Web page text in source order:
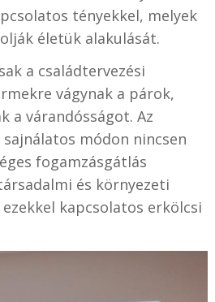
tényekkel, melyek
életük alakulását.
a családtervezési
vágynak a párok,
a várandósságot. Az
módon nincsen
fogamzásgátlás
és környezeti
kapcsolatos erkölcsi